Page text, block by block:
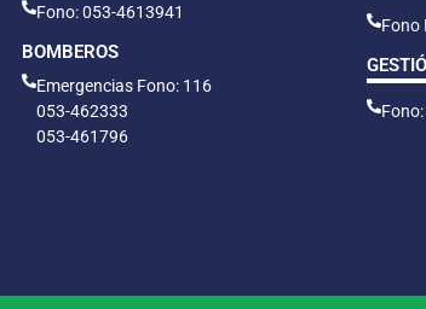
Fono: 053-4613941
BOMBEROS
Emergencias Fono: 116
053-462333
053-461796
Fono